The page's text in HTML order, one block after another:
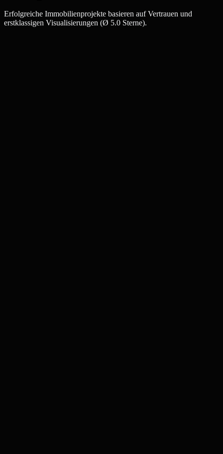
Erfolgreiche Immobilienprojekte basieren auf Vertrauen und
erstklassigen Visualisierungen (Ø 5.0 Sterne).